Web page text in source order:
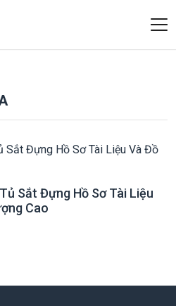
Sắt Đựng Hồ Sơ Tài Liệu
Cao